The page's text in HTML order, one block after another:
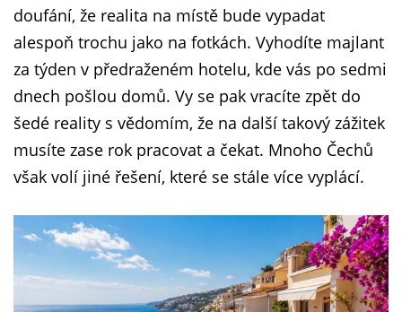
doufání, že realita na místě bude vypadat
alespoň trochu jako na fotkách. Vyhodíte majlant
za týden v předraženém hotelu, kde vás po sedmi
dnech pošlou domů. Vy se pak vracíte zpět do
šedé reality s vědomím, že na další takový zážitek
musíte zase rok pracovat a čekat. Mnoho Čechů
však volí jiné řešení, které se stále více vyplácí.